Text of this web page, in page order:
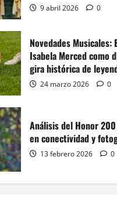
9 abril 2026 0
Novedades Musicales:
Isabela Merced como
gira histórica de
24 marzo 2026 0
Análisis del Honor
en conectividad y
13 febrero 2026 0